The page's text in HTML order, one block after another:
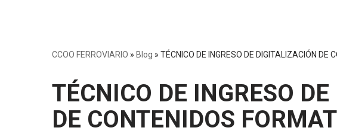
CCOO FERROVIARIO » Blog » TÉCNICO DE INGRESO DE DIGITALIZACIÓN DE
TÉCNICO DE INGRESO
DE CONTENIDOS